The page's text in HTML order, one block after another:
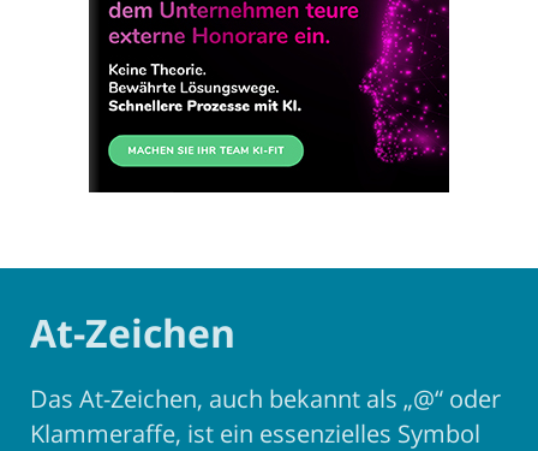
At-Zeichen
Das At-Zeichen, auch bekannt als „@“ oder
Klammeraffe, ist ein essenzielles Symbol